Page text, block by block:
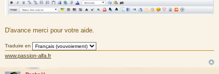
D'avance merci pour votre aide.
Traduire en
www.passion-alfa.fr